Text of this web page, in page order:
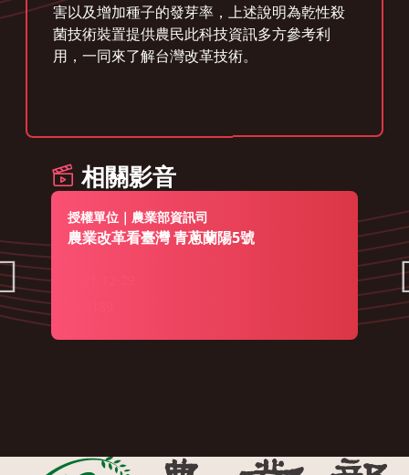
害以及增加種子的發芽率，上述說明為乾性殺
菌技術裝置提供農民此科技資訊多方參考利
用，一同來了解台灣改革技術。
相關影音
授權單位｜農業部資訊司
農業改革看臺灣 青蔥蘭陽5號